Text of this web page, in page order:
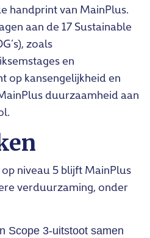
handprint van MainPlus.
aan de 17 Sustainable
zoals
en
op kansengelijkheid en
duurzaamheid aan
niveau 5 blijft MainPlus
verduurzaming, onder
Scope 3-uitstoot samen